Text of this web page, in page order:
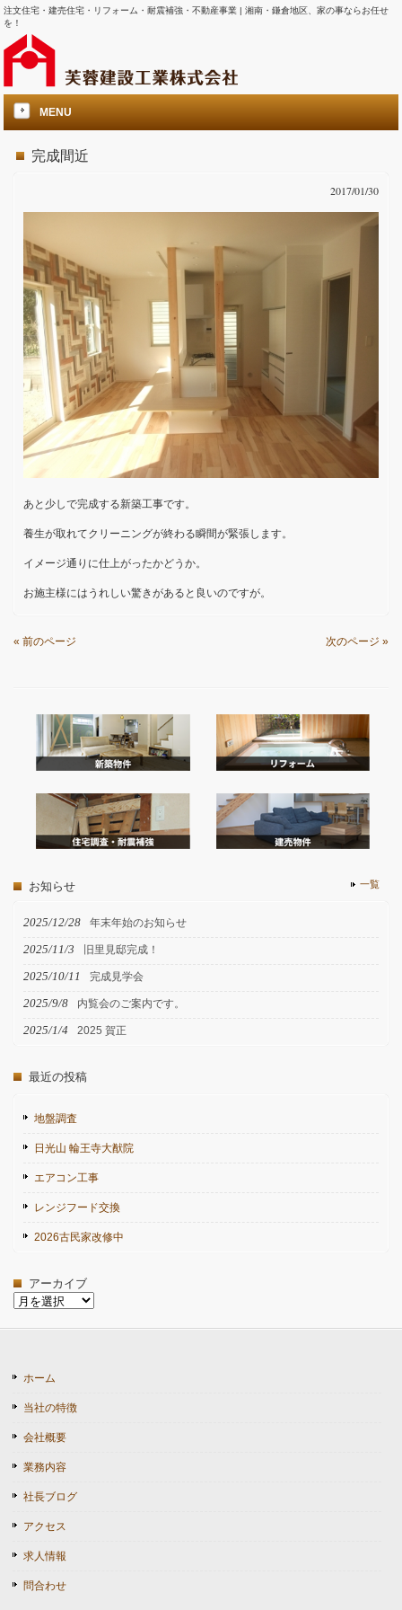
注文住宅・建売住宅・リフォーム・耐震補強・不動産事業 | 湘南・鎌倉地区、家の事ならお任せ
を！
MENU
完成間近
2017/01/30
あと少しで完成する新築工事です。
養生が取れてクリーニングが終わる瞬間が緊張します。
イメージ通りに仕上がったかどうか。
お施主様にはうれしい驚きがあると良いのですが。
« 前のページ 次のページ »
お知らせ 一覧
2025/12/28 年末年始のお知らせ
2025/11/3 旧里見邸完成！
2025/10/11 完成見学会
2025/9/8 内覧会のご案内です。
2025/1/4 2025 賀正
最近の投稿
地盤調査
日光山 輪王寺大猷院
エアコン工事
レンジフード交換
2026古民家改修中
アーカイブ
ア
カ
ホーム
当社の特徴
会社概要
業務内容
社長ブログ
アクセス
求人情報
問合わせ